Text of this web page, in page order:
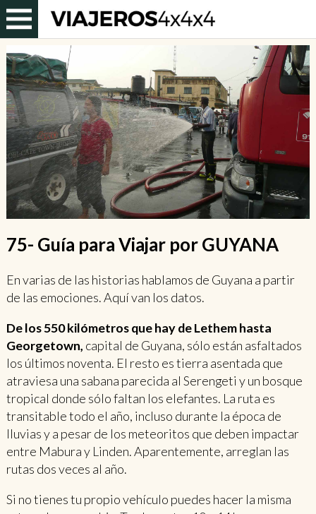
75- Guía para Viajar por GUYANA
En varias de las historias hablamos de Guyana a partir
de las emociones. Aquí van los datos.
De los 550 kilómetros que hay de Lethem hasta
Georgetown, capital de Guyana, sólo están asfaltados
los últimos noventa. El resto es tierra asentada que
atraviesa una sabana parecida al Serengeti y un bosque
tropical donde sólo faltan los elefantes. La ruta es
transitable todo el año, incluso durante la época de
lluvias y a pesar de los meteoritos que deben impactar
entre Mabura y Linden. Aparentemente, arreglan las
rutas dos veces al año.
Si no tienes tu propio vehículo puedes hacer la misma